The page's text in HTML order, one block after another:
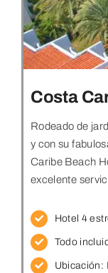
Costa
Rodeado de
y con su
Caribe Beach
excelente
Hotel 4
Todo
Ubicación: